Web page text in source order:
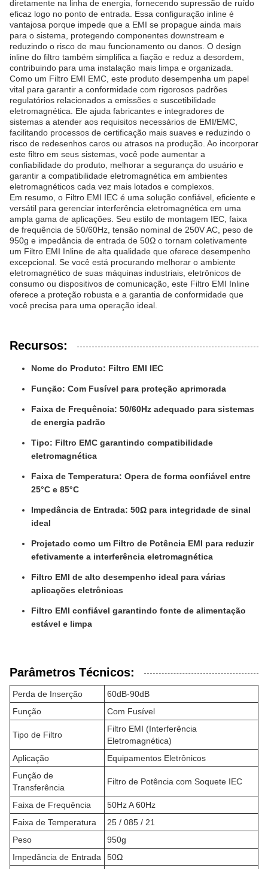
diretamente na linha de energia, fornecendo supressão de ruído
eficaz logo no ponto de entrada. Essa configuração inline é
vantajosa porque impede que a EMI se propague ainda mais
para o sistema, protegendo componentes downstream e
reduzindo o risco de mau funcionamento ou danos. O design
inline do filtro também simplifica a fiação e reduz a desordem,
contribuindo para uma instalação mais limpa e organizada.
Como um Filtro EMI EMC, este produto desempenha um papel
vital para garantir a conformidade com rigorosos padrões
regulatórios relacionados a emissões e suscetibilidade
eletromagnética. Ele ajuda fabricantes e integradores de
sistemas a atender aos requisitos necessários de EMI/EMC,
facilitando processos de certificação mais suaves e reduzindo o
risco de redesenhos caros ou atrasos na produção. Ao incorporar
este filtro em seus sistemas, você pode aumentar a
confiabilidade do produto, melhorar a segurança do usuário e
garantir a compatibilidade eletromagnética em ambientes
eletromagnéticos cada vez mais lotados e complexos.
Em resumo, o Filtro EMI IEC é uma solução confiável, eficiente e
versátil para gerenciar interferência eletromagnética em uma
ampla gama de aplicações. Seu estilo de montagem IEC, faixa
de frequência de 50/60Hz, tensão nominal de 250V AC, peso de
950g e impedância de entrada de 50Ω o tornam coletivamente
um Filtro EMI Inline de alta qualidade que oferece desempenho
excepcional. Se você está procurando melhorar o ambiente
eletromagnético de suas máquinas industriais, eletrônicos de
consumo ou dispositivos de comunicação, este Filtro EMI Inline
oferece a proteção robusta e a garantia de conformidade que
você precisa para uma operação ideal.
Recursos:
Nome do Produto: Filtro EMI IEC
Função: Com Fusível para proteção aprimorada
Faixa de Frequência: 50/60Hz adequado para sistemas
de energia padrão
Tipo: Filtro EMC garantindo compatibilidade
eletromagnética
Faixa de Temperatura: Opera de forma confiável entre
25°C e 85°C
Impedância de Entrada: 50Ω para integridade de sinal
ideal
Projetado como um Filtro de Potência EMI para reduzir
efetivamente a interferência eletromagnética
Filtro EMI de alto desempenho ideal para várias
aplicações eletrônicas
Filtro EMI confiável garantindo fonte de alimentação
estável e limpa
Parâmetros Técnicos:
Perda de Inserção
60dB-90dB
Função
Com Fusível
Tipo de Filtro
Filtro EMI (Interferência
Eletromagnética)
Aplicação
Equipamentos Eletrônicos
Função de
Transferência
Filtro de Potência com Soquete IEC
Faixa de Frequência
50Hz A 60Hz
Faixa de Temperatura
25 / 085 / 21
Peso
950g
Impedância de Entrada
50Ω